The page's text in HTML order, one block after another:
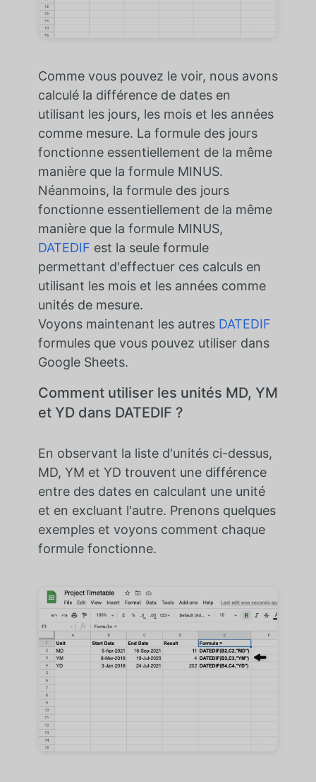
Comme vous pouvez le voir, nous avons
calculé la différence de dates en
utilisant les jours, les mois et les années
comme mesure. La formule des jours
fonctionne essentiellement de la même
manière que la formule MINUS.
Néanmoins, la formule des jours
fonctionne essentiellement de la même
manière que la formule MINUS,
DATEDIF est la seule formule
permettant d'effectuer ces calculs en
utilisant les mois et les années comme
unités de mesure.
Voyons maintenant les autres DATEDIF
formules que vous pouvez utiliser dans
Google Sheets.
Comment utiliser les unités MD, YM
et YD dans DATEDIF ?
En observant la liste d'unités ci-dessus,
MD, YM et YD trouvent une différence
entre des dates en calculant une unité
et en excluant l'autre. Prenons quelques
exemples et voyons comment chaque
formule fonctionne.